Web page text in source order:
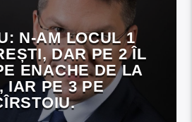
N-AM LOCUL 1
DAR PE 2 ÎL
ENACHE DE LA
IAR PE 3 PE